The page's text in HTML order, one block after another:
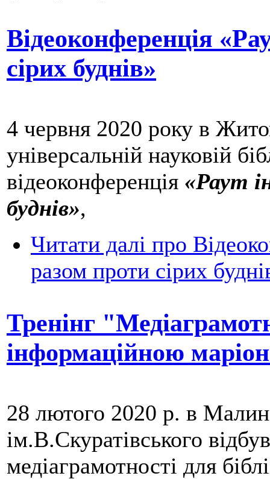
Відеоконференція
сірих буднів»
4 червня 2020 року в
універсальній науковій
відеоконференція «Раут
буднів»,
Читати далі про
разом проти сірих
Тренінг
інформаційною
28 лютого 2020 р. в
ім.В.Скуратівського
медіаграмотності для